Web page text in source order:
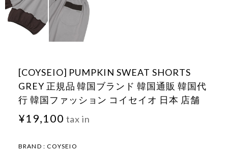
[COYSEIO] PUMPKIN SWEAT SHORTS
GREY 正規品 韓国ブランド 韓国通販 韓国代
行 韓国ファッション コイセイオ 日本 店舗
¥19,100 tax in
BRAND : COYSEIO